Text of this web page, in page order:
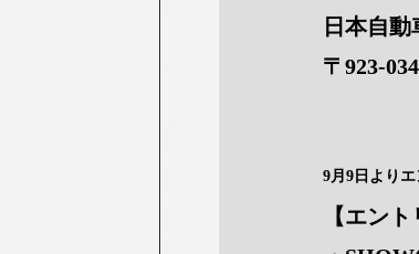
日本自
〒923-
9月9日より
【エント